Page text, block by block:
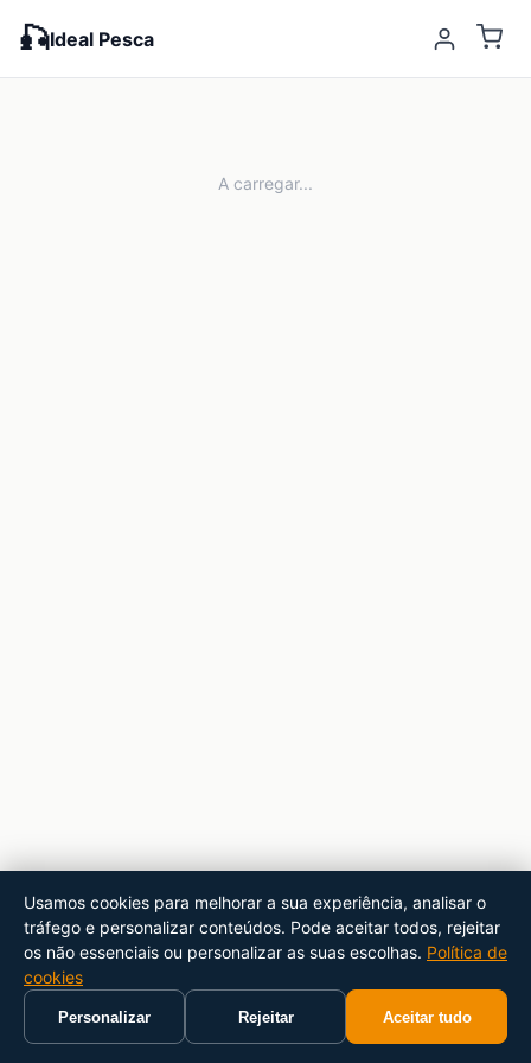
🎣Ideal Pesca
A carregar...
Usamos cookies para melhorar a sua experiência, analisar o
tráfego e personalizar conteúdos. Pode aceitar todos, rejeitar
os não essenciais ou personalizar as suas escolhas. Política de
cookies
Personalizar Rejeitar Aceitar tudo